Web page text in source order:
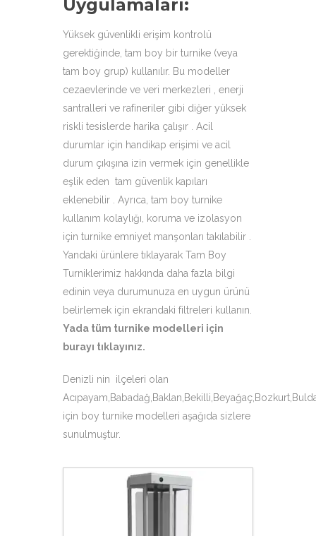
Uygulamaları:
Yüksek güvenlikli erişim kontrolü
gerektiğinde, tam boy bir turnike (veya
tam boy grup) kullanılır. Bu modeller
cezaevlerinde ve veri merkezleri , enerji
santralleri ve rafineriler gibi diğer yüksek
riskli tesislerde harika çalışır . Acil
durumlar için handikap erişimi ve acil
durum çıkışına izin vermek için genellikle
eşlik eden tam güvenlik kapıları
eklenebilir . Ayrıca, tam boy turnike
kullanım kolaylığı, koruma ve izolasyon
için turnike emniyet manşonları takılabilir .
Yandaki ürünlere tıklayarak Tam Boy
Turniklerimiz hakkında daha fazla bilgi
edinin veya durumunuza en uygun ürünü
belirlemek için ekrandaki filtreleri kullanın.
Yada tüm turnike modelleri için
burayı tıklayınız.
Denizli nin ilçeleri olan
için boy turnike modelleri aşağıda sizlere
sunulmuştur.